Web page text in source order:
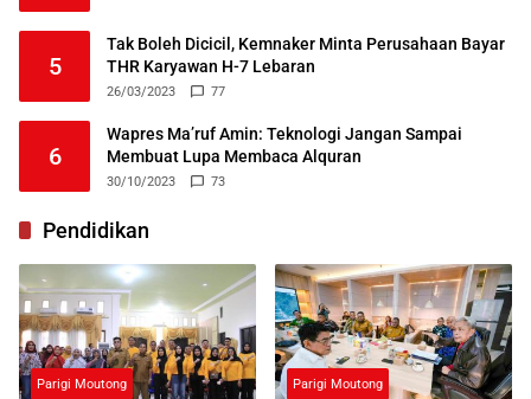
5
Tak Boleh Dicicil, Kemnaker Minta Perusahaan Bayar
THR Karyawan H-7 Lebaran
26/03/2023 77
6
Wapres Ma’ruf Amin: Teknologi Jangan Sampai
Membuat Lupa Membaca Alquran
30/10/2023 73
Pendidikan
Parigi Moutong Parigi Moutong